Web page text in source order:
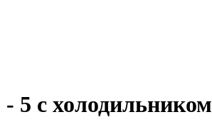
5 c холодильником